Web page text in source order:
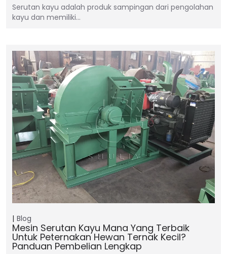
Serutan kayu adalah produk sampingan dari pengolahan
kayu dan memiliki…
Blog
Mesin Serutan Kayu Mana Yang Terbaik
Untuk Peternakan Hewan Ternak Kecil?
Panduan Pembelian Lengkap